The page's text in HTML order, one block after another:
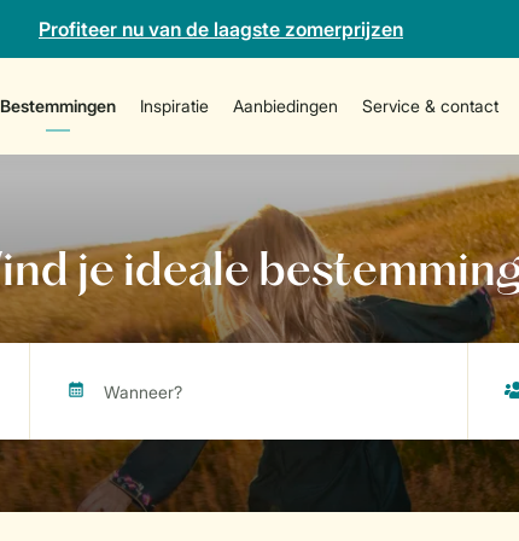
Profiteer nu van de laagste zomerprijzen
Bestemmingen Inspiratie Aanbiedingen Service & contact